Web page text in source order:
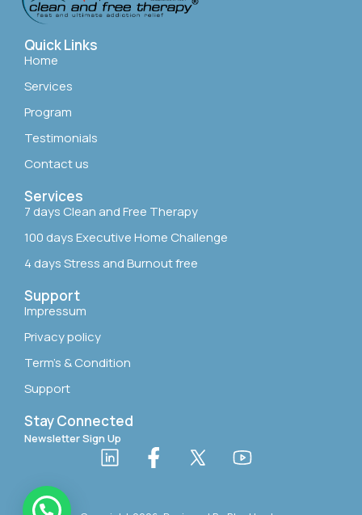
Quick Links
Home
Services
Program
Testimonials
Contact us
Services
7 days Clean and Free Therapy
100 days Executive Home Challenge
4 days Stress and Burnout free
Support
Impressum
Privacy policy
Term’s & Condition
Support
Stay Connected
Newsletter Sign Up